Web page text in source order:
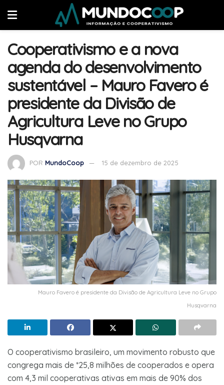
Cooperativismo e a nova
agenda do desenvolvimento
sustentável – Mauro Favero é
presidente da Divisão de
Agricultura Leve no Grupo
Husqvarna
POR MundoCoop 15 de dezembro de 2025
Mauro Favero é presidente da Divisão de Agricultura Leve no Grupo
Husqvarna
O cooperativismo brasileiro, um movimento robusto que
congrega mais de *25,8 milhões de cooperados e opera
com 4,3 mil cooperativas ativas em mais de 90% dos